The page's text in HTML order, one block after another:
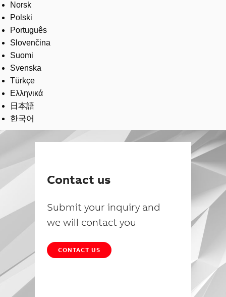
Norsk
Polski
Português
Slovenčina
Suomi
Svenska
Türkçe
Ελληνικά
日本語
한국어
Contact us
Submit your inquiry and
we will contact you
CONTACT US